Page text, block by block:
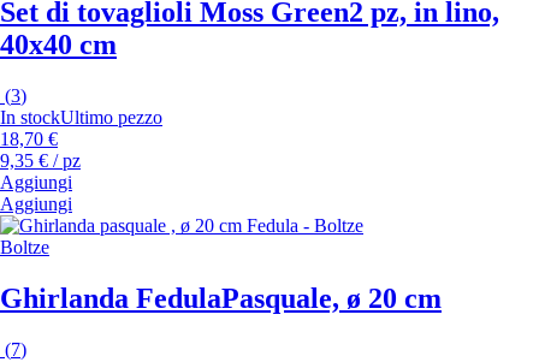
Set di tovaglioli Moss Green2 pz, in lino,
40x40 cm
(3)
In stockUltimo pezzo
18,70 €
9,35 € / pz
Aggiungi
Aggiungi
Boltze
Ghirlanda FedulaPasquale, ø 20 cm
(7)